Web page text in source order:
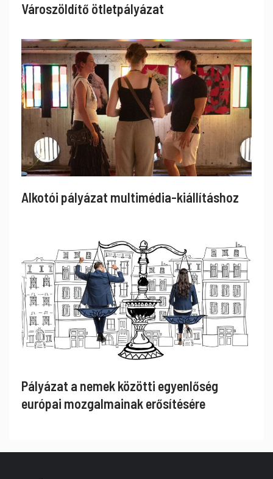
Városzöldítő ötletpályázat
Alkotói pályázat multimédia-kiállításhoz
Pályázat a nemek közötti egyenlőség
európai mozgalmainak erősítésére